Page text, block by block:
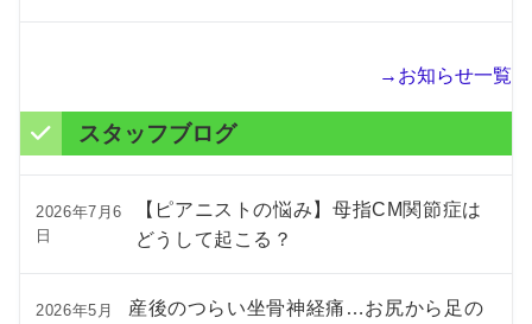
→お知らせ一覧
スタッフブログ
2026年7月6
日
【ピアニストの悩み】母指CM関節症は
どうして起こる？
2026年5月
産後のつらい坐骨神経痛…お尻から足の